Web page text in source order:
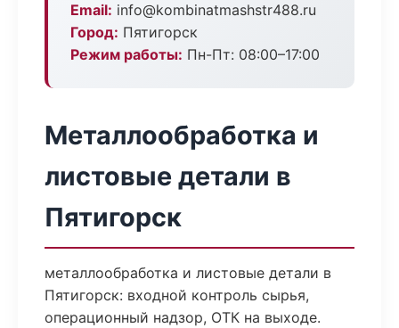
Email: info@kombinatmashstr488.ru
Город: Пятигорск
Режим работы: Пн-Пт: 08:00–17:00
Металлообработка и
листовые детали в
Пятигорск
металлообработка и листовые детали в
Пятигорск: входной контроль сырья,
операционный надзор, ОТК на выходе.